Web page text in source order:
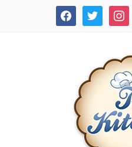
facebooktwitter